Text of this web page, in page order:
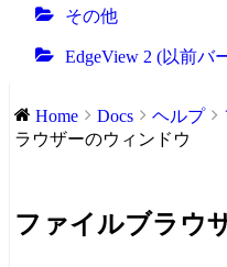
その他
EdgeView 2 (以前バ
Home Docs ヘルプ
ラウザーのウィンドウ
ファイルブラウ